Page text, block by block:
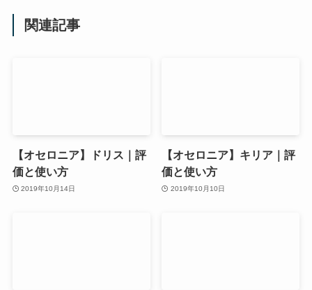
関連記事
【オセロニア】ドリス｜評
価と使い方
2019年10月14日
【オセロニア】キリア｜評
価と使い方
2019年10月10日